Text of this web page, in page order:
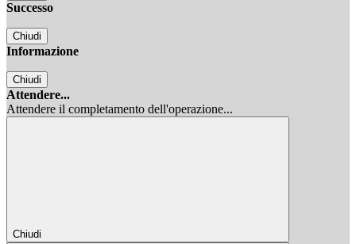
Successo
Chiudi
Informazione
Chiudi
Attendere...
Attendere il completamento dell'operazione...
Chiudi